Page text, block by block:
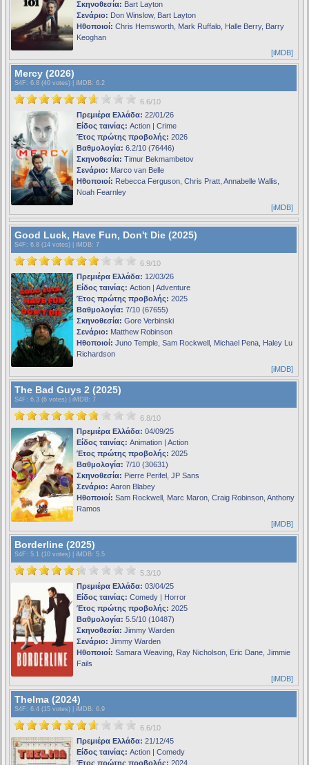
Σκηνοθεσία: Bart Layton
Σενάριο: Don Winslow, Bart Layton
Ηθοποιοί: Chris Hemsworth, Mark Ruffalo, Halle Berry, Barry
Keoghan
[iMDB]
Mercy (2026)
S4F : 6.8 (40 votes) | iMDB: 6.2
6.6/10
Πρεμιέρα Ελλάδα: 22/01/26
Είδος ταινίας: Action | Crime
Έτος πρώτης προβολής: 2026
Βαθμολογία: 6.2/10 (76446)
Σκηνοθεσία: Timur Bekmambetov
Σενάριο: Marco van Belle
Ηθοποιοί: Rebecca Ferguson, Chris Pratt, Annabelle Wallis,
Noah Fearnley
[iMDB]
Good Luck, Have Fun, Don't Die (2025)
S4F : 6.8 (14 votes) | iMDB: 7
6.9/10
Πρεμιέρα Ελλάδα: 12/03/26
Είδος ταινίας: Action | Adventure
Έτος πρώτης προβολής: 2025
Βαθμολογία: 7/10 (67655)
Σκηνοθεσία: Gore Verbinski
Σενάριο: Matthew Robinson
Ηθοποιοί: Juno Temple, Sam Rockwell, Michael Pena, Haley Lu
Richardson
[iMDB]
The Bad Guys 2 (2025)
S4F : 6.3 (6 votes) | iMDB: 7
6.8/10
Πρεμιέρα Ελλάδα: 04/09/25
Είδος ταινίας: Animation | Action
Έτος πρώτης προβολής: 2025
Βαθμολογία: 7/10 (30631)
Σκηνοθεσία: Pierre Perifel, JP Sans
Σενάριο: Aaron Blabey
Ηθοποιοί: Sam Rockwell, Marc Maron, Craig Robinson, Anthony
Ramos
[iMDB]
Borderline (2025)
S4F : 5.1 (10 votes) | iMDB: 5.5
5.3/10
Πρεμιέρα Ελλάδα: 03/04/25
Είδος ταινίας: Comedy | Horror
Έτος πρώτης προβολής: 2025
Βαθμολογία: 5.5/10 (10487)
Σκηνοθεσία: Jimmy Warden
Σενάριο: Jimmy Warden
Ηθοποιοί: Samara Weaving, Ray Nicholson, Eric Dane, Jimmie
Fails
[iMDB]
Thelma (2024)
S4F : 6.4 (15 votes) | iMDB: 6.9
6.6/10
Πρεμιέρα Ελλάδα: 21/12/45
Είδος ταινίας: Action | Comedy
Έτος πρώτης προβολής: 2024